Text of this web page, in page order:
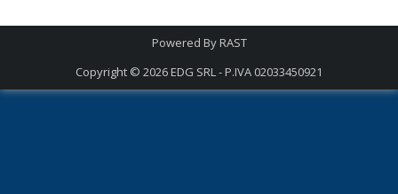
Powered ByRAST
Copyright © 2026EDG SRL - P.IVA 02033450921